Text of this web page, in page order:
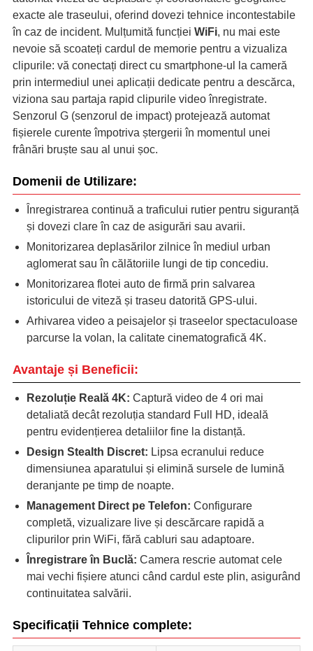
exacte ale traseului, oferind dovezi tehnice incontestabile
în caz de incident. Mulțumită funcției WiFi, nu mai este
nevoie să scoateți cardul de memorie pentru a vizualiza
clipurile: vă conectați direct cu smartphone-ul la cameră
prin intermediul unei aplicații dedicate pentru a descărca,
viziona sau partaja rapid clipurile video înregistrate.
Senzorul G (senzorul de impact) protejează automat
fișierele curente împotriva ștergerii în momentul unei
frânări bruște sau al unui șoc.
Domenii de Utilizare:
Înregistrarea continuă a traficului rutier pentru siguranță
și dovezi clare în caz de asigurări sau avarii.
Monitorizarea deplasărilor zilnice în mediul urban
aglomerat sau în călătoriile lungi de tip concediu.
Monitorizarea flotei auto de firmă prin salvarea
istoricului de viteză și traseu datorită GPS-ului.
Arhivarea video a peisajelor și traseelor spectaculoase
parcurse la volan, la calitate cinematografică 4K.
Avantaje și Beneficii:
Rezoluție Reală 4K: Captură video de 4 ori mai
detaliată decât rezoluția standard Full HD, ideală
pentru evidențierea detaliilor fine la distanță.
Design Stealth Discret: Lipsa ecranului reduce
dimensiunea aparatului și elimină sursele de lumină
deranjante pe timp de noapte.
Management Direct pe Telefon: Configurare
completă, vizualizare live și descărcare rapidă a
clipurilor prin WiFi, fără cabluri sau adaptoare.
Înregistrare în Buclă: Camera rescrie automat cele
mai vechi fișiere atunci când cardul este plin, asigurând
continuitatea salvării.
Specificații Tehnice complete: